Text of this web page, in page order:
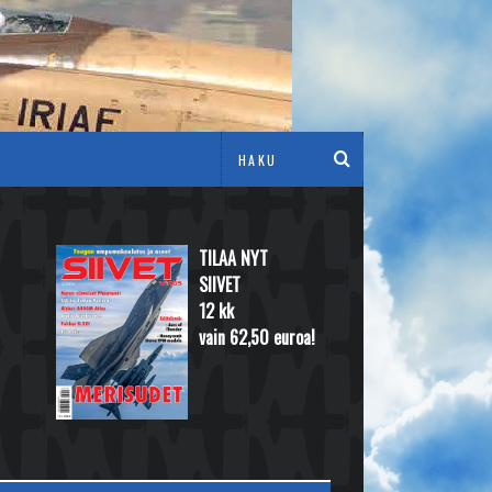
TILAA NYT
SIIVET
12 kk
vain 62,50 euroa!